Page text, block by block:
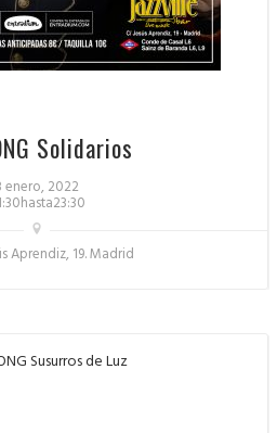
Solidarios
enero, 2022
Aprendiz, 19. Madrid